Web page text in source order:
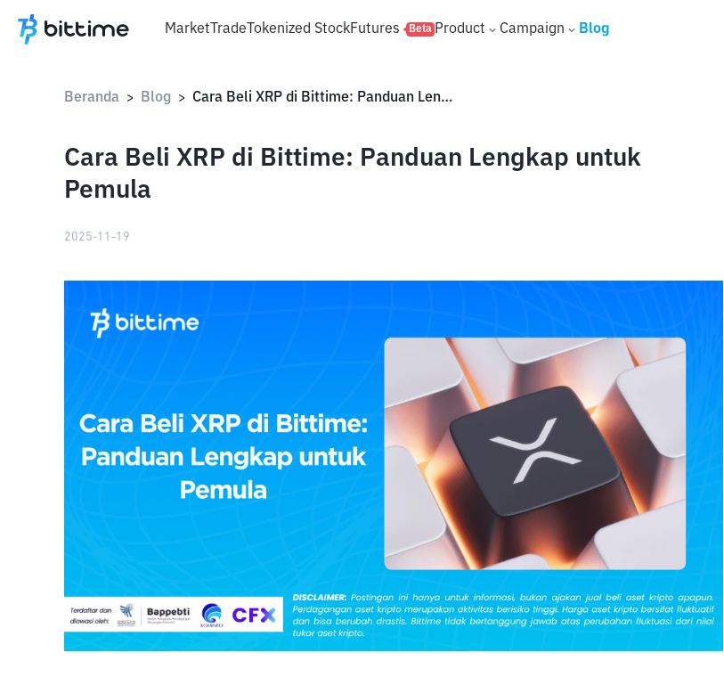
MarketTradeTokenized StockFutures Beta Product Campaign Blog
Beranda > Blog > Cara Beli XRP di Bittime: Panduan Lengkap untuk Pemula
Cara Beli XRP di Bittime: Panduan Lengkap untuk
Pemula
2025-11-19